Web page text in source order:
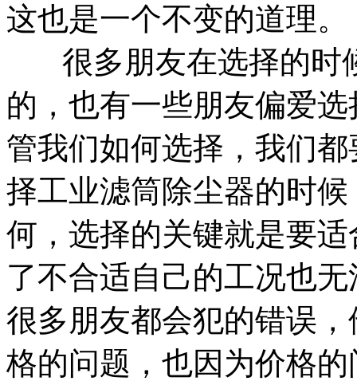
这也是一个不变的道理。
很多朋友在选择的时
的，也有一些朋友偏爱
管我们如何选择，我们
择工业滤筒除尘器的时
何，选择的关键就是要
了不合适自己的工况也
很多朋友都会犯的错误
格的问题，也因为价格